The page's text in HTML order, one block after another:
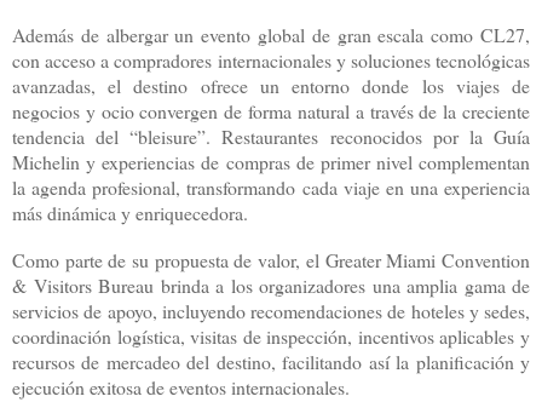
Además de albergar un evento global de gran escala como CL27,
con acceso a compradores internacionales y soluciones tecnológicas
avanzadas, el destino ofrece un entorno donde los viajes de
negocios y ocio convergen de forma natural a través de la creciente
tendencia del “bleisure”. Restaurantes reconocidos por la Guía
Michelin y experiencias de compras de primer nivel complementan
la agenda profesional, transformando cada viaje en una experiencia
más dinámica y enriquecedora.
Como parte de su propuesta de valor, el Greater Miami Convention
& Visitors Bureau brinda a los organizadores una amplia gama de
servicios de apoyo, incluyendo recomendaciones de hoteles y sedes,
coordinación logística, visitas de inspección, incentivos aplicables y
recursos de mercadeo del destino, facilitando así la planificación y
ejecución exitosa de eventos internacionales.